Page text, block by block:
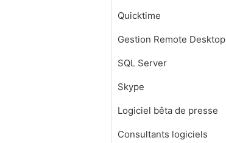
Quicktime
Gestion Remote Desktop
SQL Server
Skype
Logiciel bêta de presse
Consultants logiciels